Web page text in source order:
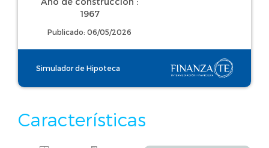
1967
Publicado: 06/05/2026
Simulador de Hipoteca
Características